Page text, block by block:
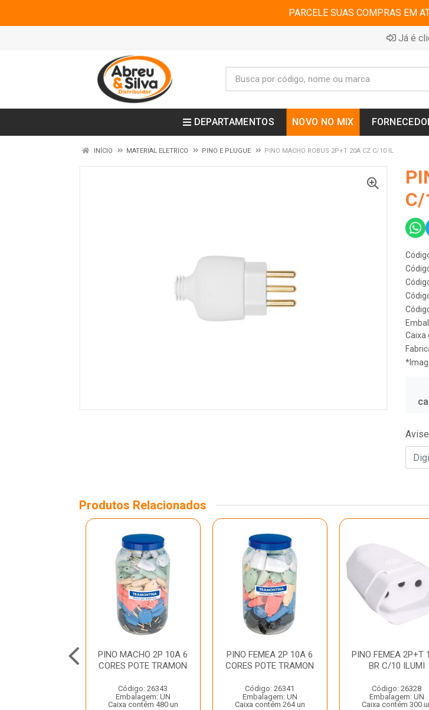
PARCELE SUAS COMPRAS EM
Já é
DEPARTAMENTOS NOVO NO MIX
INÍCIO MATERIAL ELETRICO PINO E PLUGUE PINO MACHO ROBUS 2P+T 20A CZ C/10 IL
Caixa
Produtos Relacionados
PINO MACHO 2P 10A 6
CORES POTE TRAMON
Código: 26343
Embalagem: UN
Caixa contém 480 un
PINO FEMEA 2P 10A 6
CORES POTE TRAMON
Código: 26341
Embalagem: UN
Caixa contém 264 un
PINO FEMEA 2P+T
BR C/10 ILUMI
Código: 26328
Embalagem: UN
Caixa contém 300